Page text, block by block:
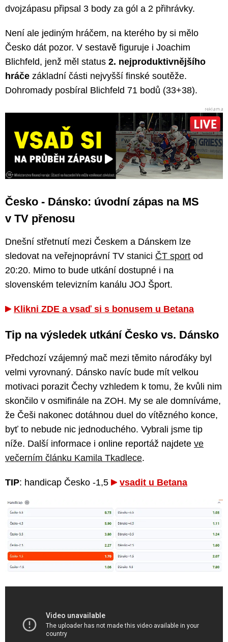
dvojzápasu připsal 3 body za gól a 2 přihrávky.
Není ale jediným hráčem, na kterého by si mělo
Česko dát pozor. V sestavě figuruje i Joachim
Blichfeld, jenž měl status 2. nejproduktivnějšího
hráče základní části nejvyšší finské soutěže.
Dohromady posbíral Blichfeld 71 bodů (33+38).
Česko - Dánsko: úvodní zápas na MS
v TV přenosu
Dnešní střetnutí mezi Českem a Dánskem lze
sledovat na veřejnoprávní TV stanici ČT sport od
20:20. Mimo to bude utkání dostupné i na
slovenském televizním kanálu JOJ Šport.
Klikni ZDE a vsaď si s bonusem u Betana
Tip na výsledek utkání Česko vs. Dánsko
Předchozí vzájemný mač mezi těmito nároďáky byl
velmi vyrovnaný. Dánsko navíc bude mít velkou
motivaci porazit Čechy vzhledem k tomu, že kvůli nim
skončilo v osmifinále na ZOH. My se ale domníváme,
že Češi nakonec dotáhnou duel do vítězného konce,
byť to nebude nic jednoduchého. Vybrali jsme tip
níže. Další informace i online reportáž najdete ve
večerním článku Kamila Tkadlece.
TIP: handicap Česko -1,5 vsadit u Betana